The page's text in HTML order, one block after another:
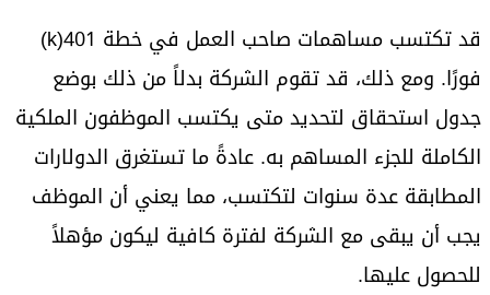
قد تكتسب مساهمات صاحب العمل في خطة 401(k)
فورًا. ومع ذلك، قد تقوم الشركة بدلاً من ذلك بوضع
جدول استحقاق لتحديد متى يكتسب الموظفون الملكية
الكاملة للجزء المساهم به. عادةً ما تستغرق الدولارات
المطابقة عدة سنوات لتكتسب، مما يعني أن الموظف
يجب أن يبقى مع الشركة لفترة كافية ليكون مؤهلاً
للحصول عليها.